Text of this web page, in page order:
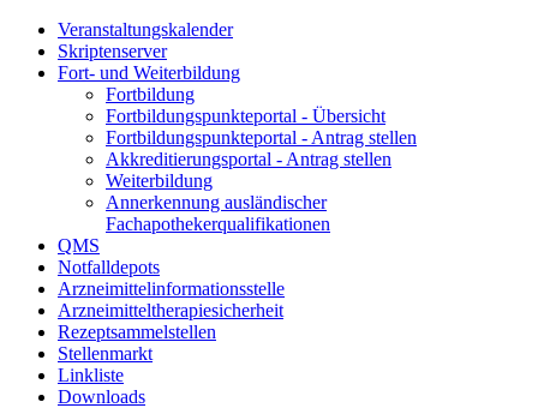
Veranstaltungskalender
Skriptenserver
Fort- und Weiterbildung
Fortbildung
Fortbildungspunkteportal - Übersicht
Fortbildungspunkteportal - Antrag stellen
Akkreditierungsportal - Antrag stellen
Weiterbildung
Annerkennung ausländischer
Fachapothekerqualifikationen
QMS
Notfalldepots
Arzneimittelinformationsstelle
Arzneimitteltherapiesicherheit
Rezeptsammelstellen
Stellenmarkt
Linkliste
Downloads